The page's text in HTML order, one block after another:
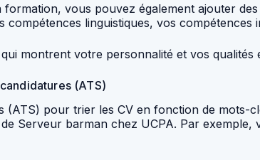
vous pouvez également ajouter
linguistiques, vos compétences
montrent votre personnalité et vos qualités
(ATS)
pour trier les CV en fonction de mots-
Serveur barman chez UCPA. Par